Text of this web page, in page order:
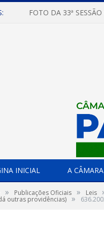
FOTO DA 33ª
INICIAL A CÂMARA
» Publicações Oficiais » Leis
outras providências) »